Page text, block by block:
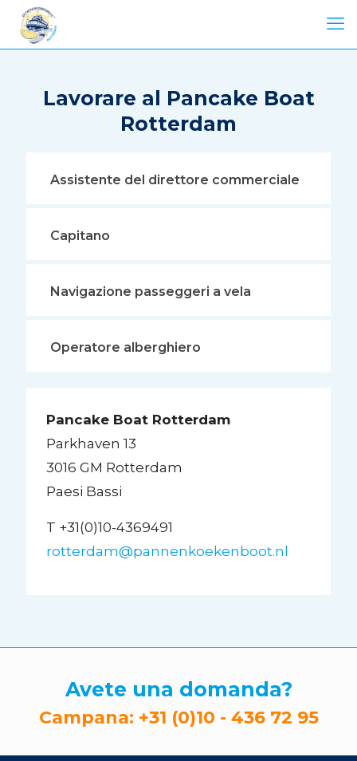
Lavorare al Pancake Boat
Rotterdam
Assistente del direttore commerciale
Capitano
Navigazione passeggeri a vela
Operatore alberghiero
Pancake Boat Rotterdam
Parkhaven 13
3016 GM Rotterdam
Paesi Bassi
T +31(0)10-4369491
rotterdam@pannenkoekenboot.nl
Avete una domanda?
Campana: +31 (0)10 - 436 72 95